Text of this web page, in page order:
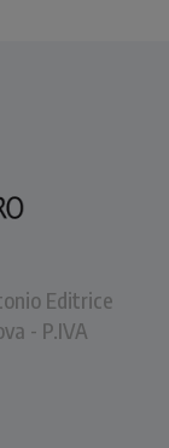
Editrice
- P.IVA